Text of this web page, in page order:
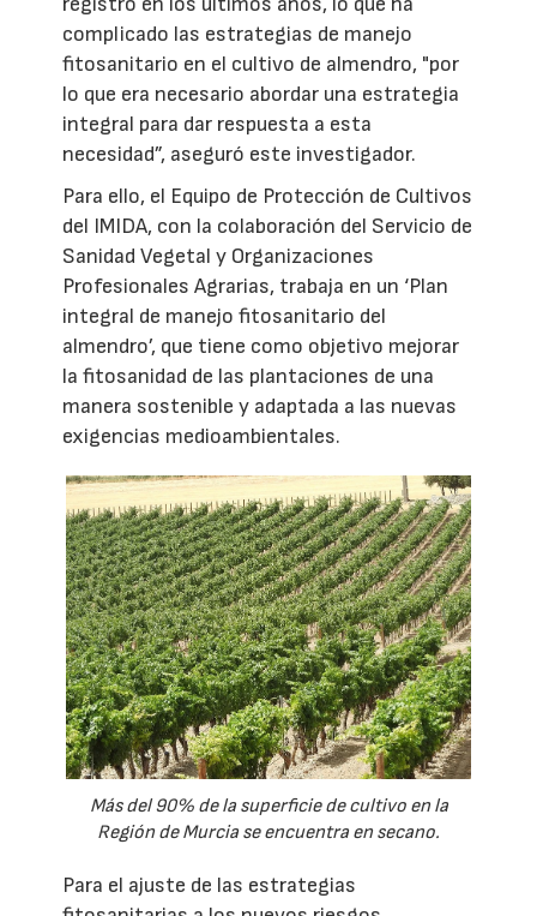
complicado las estrategias de manejo
fitosanitario en el cultivo de almendro, "por
lo que era necesario abordar una estrategia
integral para dar respuesta a esta
necesidad”, aseguró este investigador.
Para ello, el Equipo de Protección de Cultivos
del IMIDA, con la colaboración del Servicio de
Sanidad Vegetal y Organizaciones
Profesionales Agrarias, trabaja en un ‘Plan
integral de manejo fitosanitario del
almendro’, que tiene como objetivo mejorar
la fitosanidad de las plantaciones de una
manera sostenible y adaptada a las nuevas
exigencias medioambientales.
Más del 90% de la superficie de cultivo en la
Región de Murcia se encuentra en secano.
Para el ajuste de las estrategias